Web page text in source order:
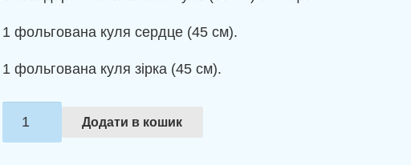
1 фольгована куля сердце (45 см).
1 фольгована куля зірка (45 см).
Додати в кошик